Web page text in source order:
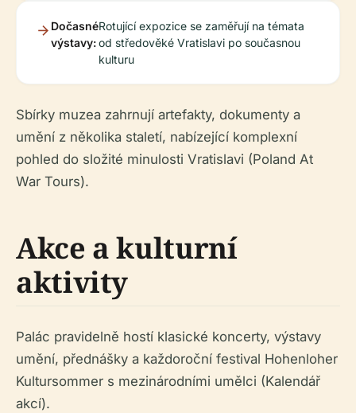
Dočasné
výstavy:
Rotující expozice se zaměřují na témata
od středověké Vratislavi po současnou
kulturu
Sbírky muzea zahrnují artefakty, dokumenty a
umění z několika staletí, nabízející komplexní
pohled do složité minulosti Vratislavi (Poland At
War Tours).
Akce a kulturní
aktivity
Palác pravidelně hostí klasické koncerty, výstavy
umění, přednášky a každoroční festival Hohenloher
Kultursommer s mezinárodními umělci (Kalendář
akcí).